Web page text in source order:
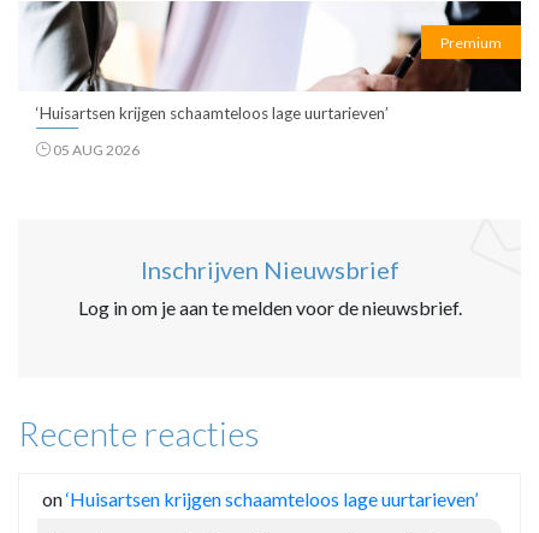
Premium
‘Huisartsen krijgen schaamteloos lage uurtarieven’
05 AUG 2026
Inschrijven Nieuwsbrief
Log in om je aan te melden voor de nieuwsbrief.
Recente reacties
on‘Huisartsen krijgen schaamteloos lage uurtarieven’